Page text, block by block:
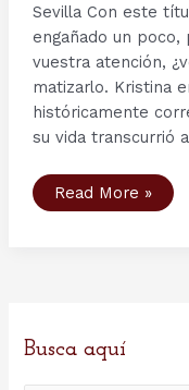
Sevilla Con este
engañado un
vuestra atención,
matizarlo. Kristina
históricamente
su vida transcurrió
El
lamento
Read More »
Busca aquí